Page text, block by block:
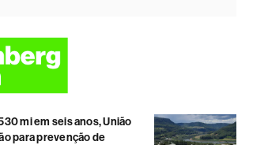
mi em seis anos, União
para prevenção de